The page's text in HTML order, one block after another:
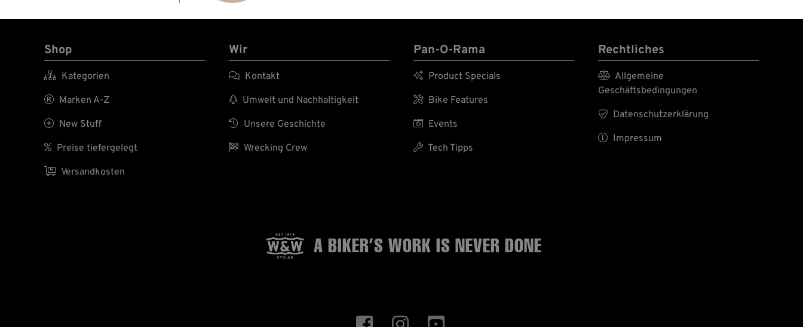
Shop
 Kategorien
 Marken A-Z
 New Stuff
 Preise tiefergelegt
 Versandkosten
Wir
 Kontakt
 Umwelt und Nachhaltigkeit
 Unsere Geschichte
 Wrecking Crew
Pan-O-Rama
 Product Specials
 Bike Features
 Events
 Tech Tipps
Rechtliches
 Allgemeine
Geschäftsbedingungen
 Datenschutzerklärung
 Impressum
A BIKER’S WORK IS NEVER DONE